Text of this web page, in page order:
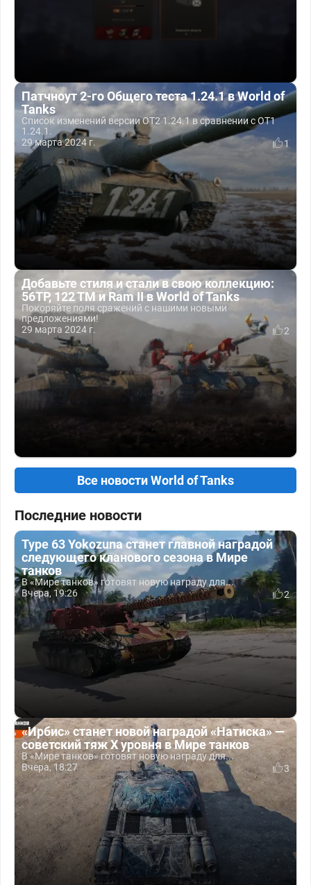
Патчноут 2-го Общего теста 1.24.1 в World of
Tanks
Список изменений версии ОТ2 1.24.1 в сравнении с ОТ1
1.24.1.
29 марта 2024 г.
1
Добавьте стиля и стали в свою коллекцию:
56TP, 122 TM и Ram II в World of Tanks
Покоряйте поля сражений с нашими новыми
предложениями!
29 марта 2024 г.
2
Все новости World of Tanks
Последние новости
Type 63 Yokozuna станет главной наградой
следующего кланового сезона в Мире
танков
В «Мире танков» готовят новую награду для...
Вчера, 19:26
2
«Ирбис» станет новой наградой «Натиска» —
советский тяж X уровня в Мире танков
В «Мире танков» готовят новую награду для...
Вчера, 18:27
3